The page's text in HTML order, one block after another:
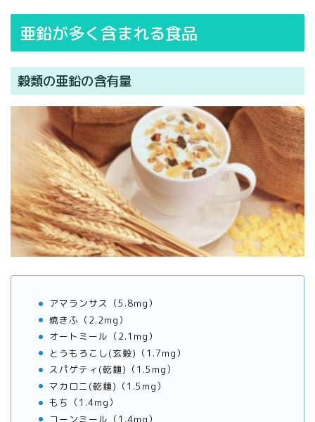
亜鉛が多く含まれる食品
穀類の亜鉛の含有量
アマランサス（5.8mg）
焼きふ（2.2mg）
オートミール（2.1mg）
とうもろこし(玄穀)（1.7mg）
スパゲティ(乾麺)（1.5mg）
マカロニ(乾麺)（1.5mg）
もち（1.4mg）
コーンミール（1.4mg）